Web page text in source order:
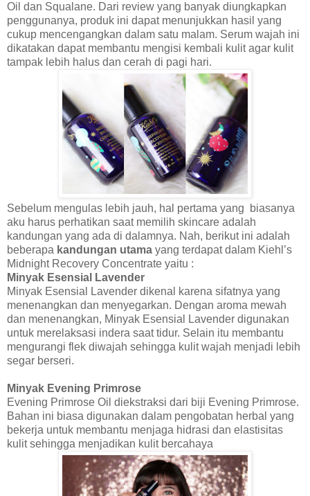
Oil dan Squalane. Dari review yang banyak diungkapkan
penggunanya, produk ini dapat menunjukkan hasil yang
cukup mencengangkan dalam satu malam. Serum wajah ini
dikatakan dapat membantu mengisi kembali kulit agar kulit
tampak lebih halus dan cerah di pagi hari.
Sebelum mengulas lebih jauh, hal pertama yang
biasanya
aku harus perhatikan saat memilih skincare adalah
kandungan yang ada di dalamnya. Nah, berikut ini adalah
beberapa kandungan utama yang terdapat dalam Kiehl’s
Midnight Recovery Concentrate yaitu :
Minyak Esensial Lavender
Minyak Esensial Lavender dikenal karena sifatnya yang
menenangkan dan menyegarkan. Dengan aroma mewah
dan menenangkan, Minyak Esensial Lavender digunakan
untuk merelaksasi indera saat tidur. Selain itu membantu
mengurangi flek diwajah sehingga kulit wajah menjadi lebih
segar berseri.
Minyak Evening Primrose
Evening Primrose Oil diekstraksi dari biji Evening Primrose.
Bahan ini biasa digunakan dalam pengobatan herbal yang
bekerja untuk membantu menjaga hidrasi dan elastisitas
kulit sehingga menjadikan kulit bercahaya